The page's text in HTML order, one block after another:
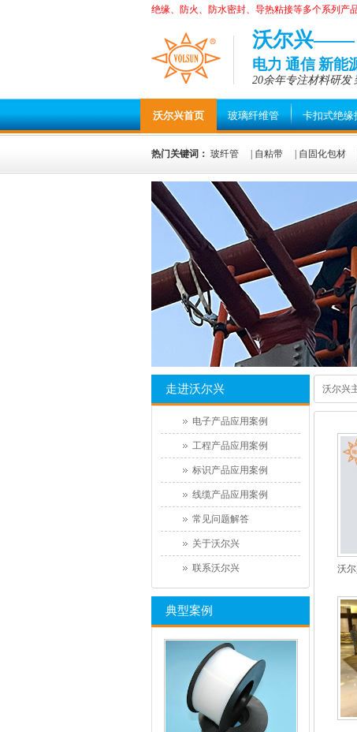
绝缘、防火、防水密封、导热粘接等多个系列产
沃尔兴——
电力 通信 新能
20余年专注材料研发
沃尔兴首页 玻璃纤维管 卡扣式绝缘
热门关键词： 玻纤管 自粘带 自固化包材
沃尔兴
沃
走进沃尔兴
电子产品应用案例
工程产品应用案例
标识产品应用案例
线缆产品应用案例
常见问题解答
关于沃尔兴
联系沃尔兴
典型案例